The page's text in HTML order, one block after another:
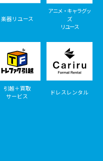
楽器リユース
アニメ・キャラグッ
ズ
リユース
引越＋買取
サービス
ドレスレンタル